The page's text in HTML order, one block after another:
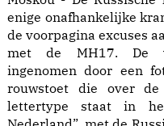
enige onafhankelijke
de voorpagina excuses
met de MH17. De
ingenomen door een
rouwstoet die over
lettertype staat in